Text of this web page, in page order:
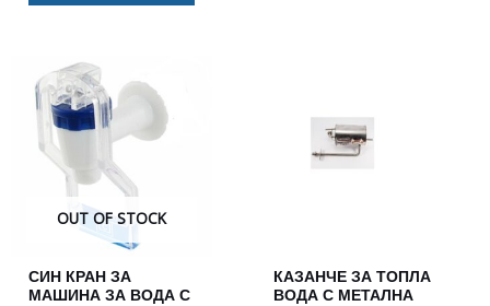
OUT OF STOCK
СИН КРАН ЗА
МАШИНА ЗА ВОДА С
КАЗАНЧЕ ЗА ТОПЛА
ВОДА С МЕТАЛНА